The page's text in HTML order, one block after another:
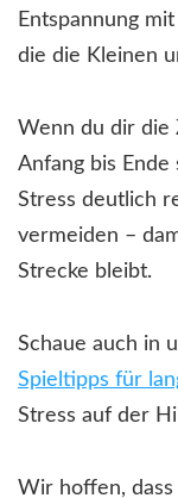
Entspannung
die die Kleinen
Wenn du dir die
Anfang bis Ende
Stress deutlich
vermeiden –
Strecke bleibt.
Schaue auch in
Spieltipps für
Stress auf der
Wir hoffen,